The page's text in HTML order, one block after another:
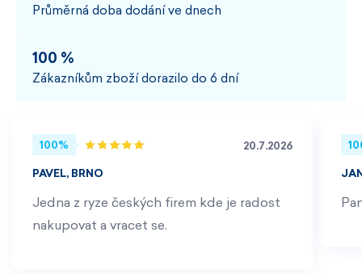
Průměrná doba dodání ve dnech
100 %
Zákazníkům zboží dorazilo do 6 dní
100% 20.7.2026
PAVEL, BRNO
Jedna z ryze českých firem kde je radost
nakupovat a vracet se.